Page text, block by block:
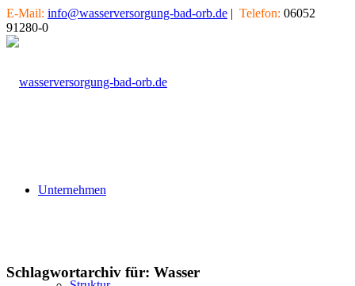
E-Mail: info@wasserversorgung-bad-orb.de | Telefon: 06052
91280-0
Unternehmen
Schlagwortarchiv für: Wasser